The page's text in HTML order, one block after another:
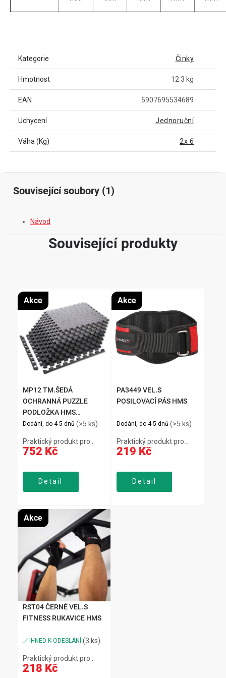
Kategorie Činky
Hmotnost 12.3 kg
EAN 5907695534689
Uchycení Jednoruční
Váha (Kg) 2x 6
Související soubory (1)
Návod
Související produkty
Akce
MP12 TM.ŠEDÁ
OCHRANNÁ PUZZLE
PODLOŽKA HMS
PREMIUM
Dodání, do 4-5 dnů (>5 ks)
752 Kč
Detail
Praktický produkt pro
každodenní použití.
Akce
PA3449 VEL.S
POSILOVACÍ PÁS HMS
Dodání, do 4-5 dnů (>5 ks)
219 Kč
Detail
Praktický produkt pro
každodenní použití.
Akce
RST04 ČERNÉ VEL.S
FITNESS RUKAVICE HMS
✅ IHNED K ODESLÁNÍ (3 ks)
218 Kč
Praktický produkt pro
každodenní použití.